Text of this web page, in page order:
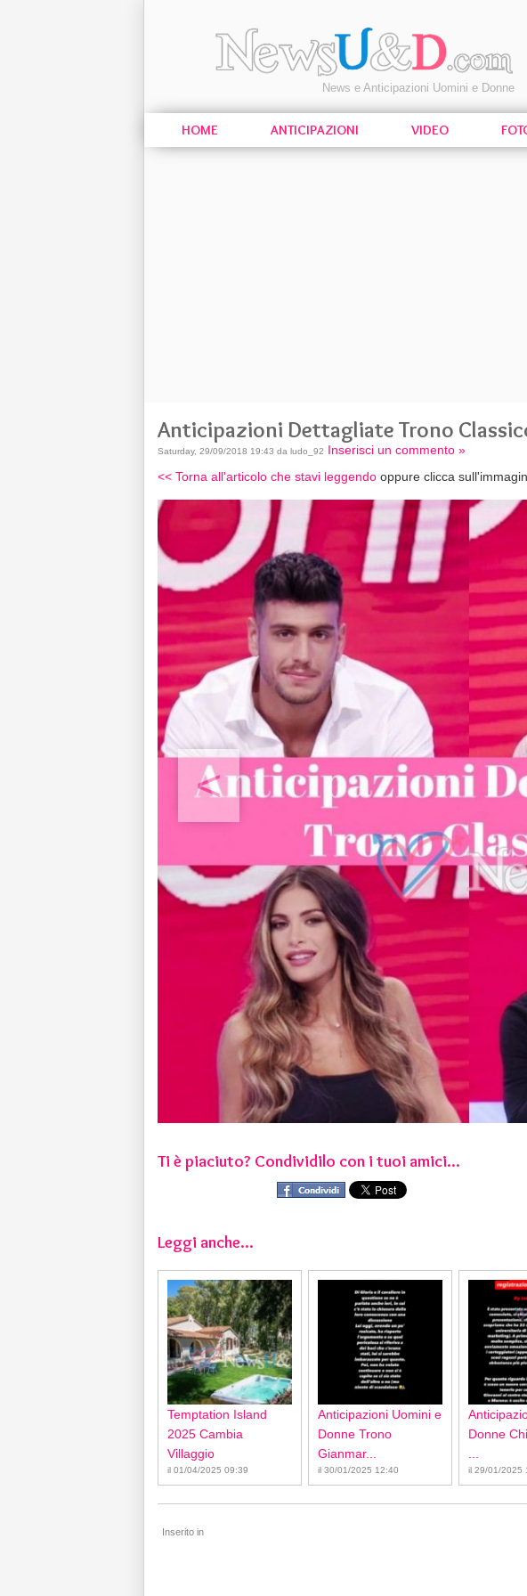
News e Anticipazioni Uomini e Donne
HOME ANTICIPAZIONI VIDEO
Anticipazioni Dettagliate Trono
Saturday, 29/09/2018 19:43 da ludo_92 Inserisci un commento »
<< Torna all'articolo che stavi leggendo oppure clicca
<
Ti è piaciuto? Condividilo con i tuoi amici...
Leggi anche...
Temptation Island
2025 Cambia
Villaggio
il 01/04/2025 09:39
Anticipazioni Uomini e
Donne Trono
Gianmar...
il 30/01/2025 12:40
Donne
il 29/01/2025
Inserito in